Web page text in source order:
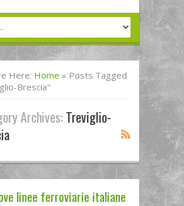
Here: Home » Posts Tagged
Brescia"
Archives:Treviglio-
linee ferroviarie italiane